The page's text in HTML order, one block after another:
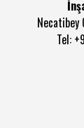
Necatibey
Tel: